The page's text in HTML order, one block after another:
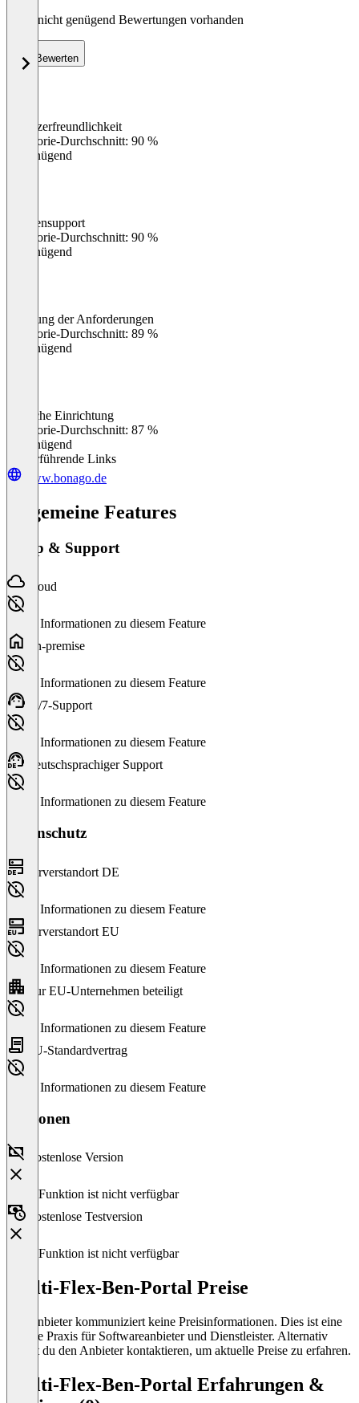
Noch nicht genügend Bewertungen vorhanden
Bewerten
Benutzerfreundlichkeit
Kategorie-Durchschnitt: 90 %
Ungenügend
Kundensupport
Kategorie-Durchschnitt: 90 %
Ungenügend
Erfüllung der Anforderungen
Kategorie-Durchschnitt: 89 %
Ungenügend
Einfache Einrichtung
Kategorie-Durchschnitt: 87 %
Ungenügend
Weiterführende Links
www.bonago.de
Allgemeine Features
Setup & Support
Cloud
Keine Informationen zu diesem Feature
On-premise
Keine Informationen zu diesem Feature
24/7-Support
Keine Informationen zu diesem Feature
Deutschsprachiger Support
Keine Informationen zu diesem Feature
Datenschutz
Serverstandort DE
Keine Informationen zu diesem Feature
Serverstandort EU
Keine Informationen zu diesem Feature
Nur EU-Unternehmen beteiligt
Keine Informationen zu diesem Feature
EU-Standardvertrag
Keine Informationen zu diesem Feature
Versionen
Kostenlose Version
Diese Funktion ist nicht verfügbar
Kostenlose Testversion
Diese Funktion ist nicht verfügbar
Multi-Flex-Ben-Portal Preise
Der Anbieter kommuniziert keine Preisinformationen. Dies ist eine
übliche Praxis für Softwareanbieter und Dienstleister. Alternativ
kannst du den Anbieter kontaktieren, um aktuelle Preise zu erfahren.
Multi-Flex-Ben-Portal Erfahrungen &